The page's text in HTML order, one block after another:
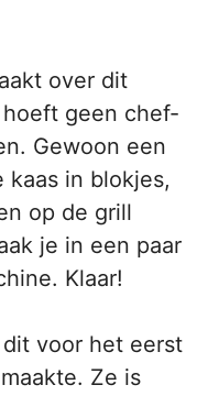
over dit
geen chef-
Gewoon een
kaas in blokjes,
op de grill
je in een paar
Klaar!
voor het eerst
Ze is